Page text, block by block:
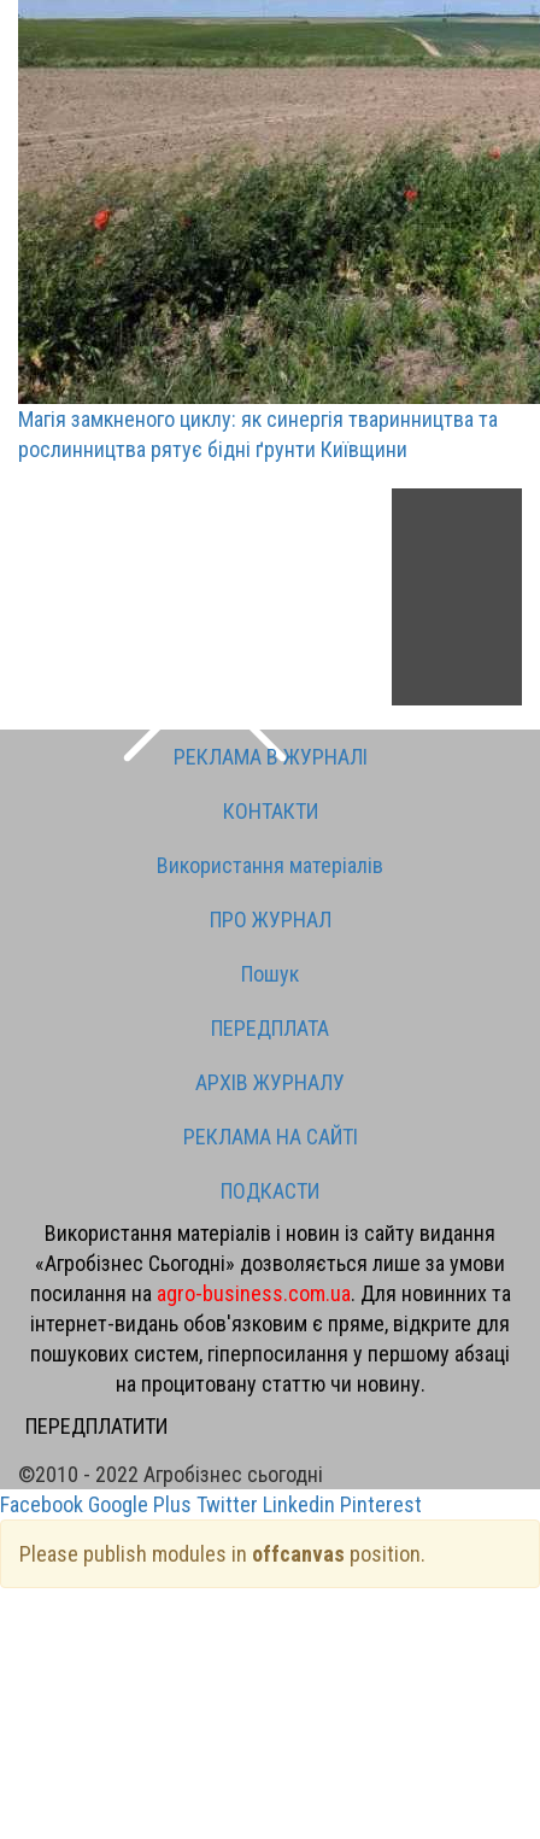
Магія замкненого циклу: як синергія тваринництва та
рослинництва рятує бідні ґрунти Київщини
РЕКЛАМА В ЖУРНАЛІ
КОНТАКТИ
Використання матеріалів
ПРО ЖУРНАЛ
Пошук
ПЕРЕДПЛАТА
АРХІВ ЖУРНАЛУ
РЕКЛАМА НА САЙТІ
ПОДКАСТИ
Використання матеріалів і новин із сайту видання
«Агробізнес Сьогодні» дозволяється лише за умови
посилання на agro-business.com.ua. Для новинних та
інтернет-видань обов'язковим є пряме, відкрите для
пошукових систем, гіперпосилання у першому абзаці
на процитовану статтю чи новину.
ПЕРЕДПЛАТИТИ
©2010 - 2022 Агробізнес сьогодні
Facebook Google Plus Twitter Linkedin Pinterest
Please publish modules in offcanvas position.